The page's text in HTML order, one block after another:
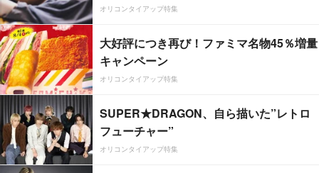
オリコンタイアップ特集
大好評につき再び！ファミマ名物45％増量
キャンペーン
オリコンタイアップ特集
SUPER★DRAGON、自ら描いた”レトロ
フューチャー”
オリコンタイアップ特集